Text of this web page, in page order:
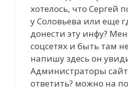
хотелось, что Сергей
у Соловьева или еще
донести эту инфу?
соцсетях и быть там
напишу здесь он
Администраторы
ответить? можно на